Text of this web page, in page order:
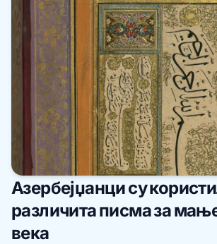
Азербејџанци су
различита писма за
века